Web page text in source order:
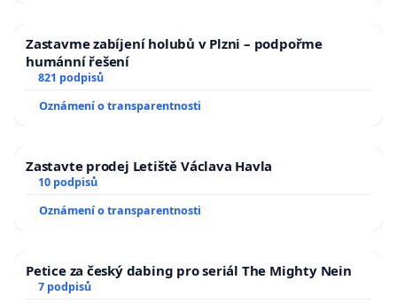
Zastavme zabíjení holubů v Plzni – podpořme
humánní řešení
821 podpisů
Oznámení o transparentnosti
Zastavte prodej Letiště Václava Havla
10 podpisů
Oznámení o transparentnosti
Petice za český dabing pro seriál The Mighty Nein
7 podpisů